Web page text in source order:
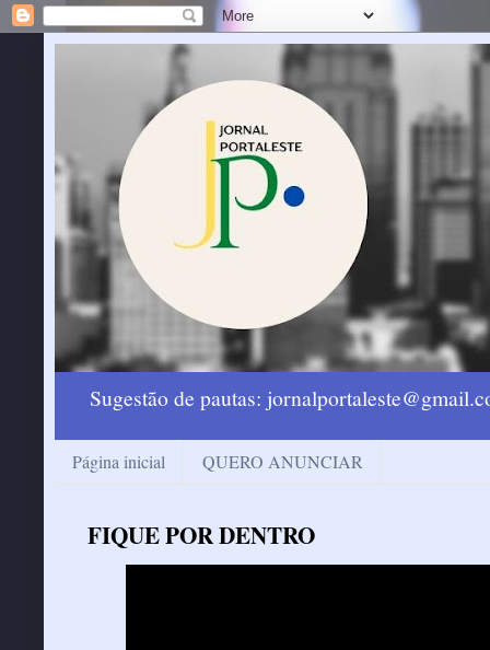
Sugestão de pautas:
Página inicial QUERO ANUNCIAR
FIQUE POR DENTRO